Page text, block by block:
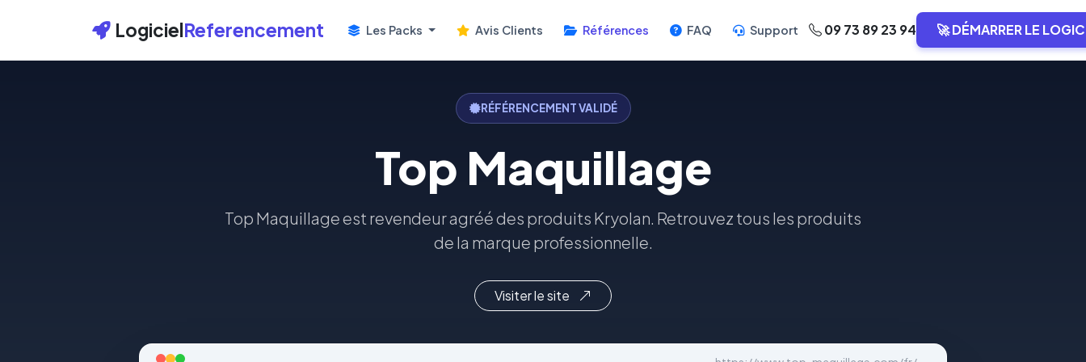
LogicielReferencement Les Packs Avis Clients Références FAQ Support 09 73 89 23 94 🚀 DÉMARRER LE
RÉFÉRENCEMENT VALIDÉ
Top Maquillage
Top Maquillage est revendeur agréé des produits Kryolan. Retrouvez tous les produits
de la marque professionnelle.
Visiter le site